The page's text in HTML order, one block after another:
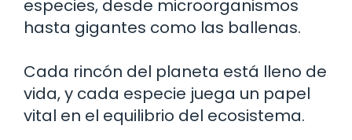
especies, desde microorganismos
hasta gigantes como las ballenas.
Cada rincón del planeta está lleno de
vida, y cada especie juega un papel
vital en el equilibrio del ecosistema.